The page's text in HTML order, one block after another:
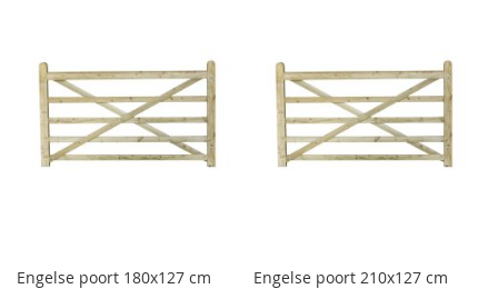
Engelse poort 180x127 cm
Engelse poort 210x127 cm